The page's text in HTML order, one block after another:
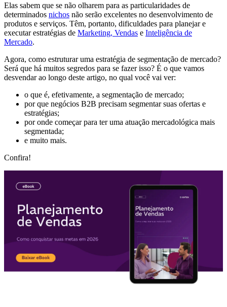
Elas sabem que se não olharem para as particularidades de
determinados nichos não serão excelentes no desenvolvimento de
produtos e serviços. Têm, portanto, dificuldades para planejar e
executar estratégias de Marketing, Vendas e Inteligência de
Mercado.
Agora, como estruturar uma estratégia de segmentação de mercado?
Será que há muitos segredos para se fazer isso? É o que vamos
desvendar ao longo deste artigo, no qual você vai ver:
o que é, efetivamente, a segmentação de mercado;
por que negócios B2B precisam segmentar suas ofertas e
estratégias;
por onde começar para ter uma atuação mercadológica mais
segmentada;
e muito mais.
Confira!